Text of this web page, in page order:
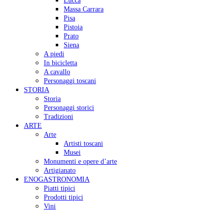
Massa Carrara
Pisa
Pistoia
Prato
Siena
A piedi
In bicicletta
A cavallo
Personaggi toscani
STORIA
Storia
Personaggi storici
Tradizioni
ARTE
Arte
Artisti toscani
Musei
Monumenti e opere d’arte
Artigianato
ENOGASTRONOMIA
Piatti tipici
Prodotti tipici
Vini